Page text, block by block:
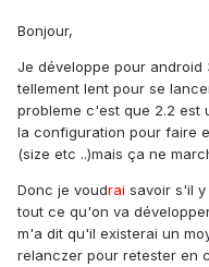
Bonjour,
Je développe pour android
tellement lent pour se
probleme c'est que 2.2 est
la configuration pour faire
(size etc ..)mais ça ne
Donc je voudrai savoir s'il
tout ce qu'on va
m'a dit qu'il existerai un
relanczer pour retester en